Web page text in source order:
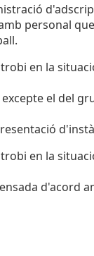
personal
en la
el del
en la
d'acord